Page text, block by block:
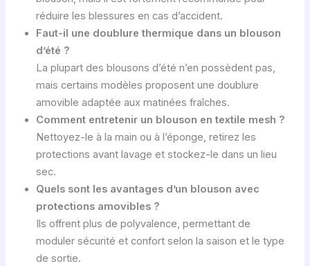
réduire les blessures en cas d’accident.
Faut-il une doublure thermique dans un blouson
d’été ?
La plupart des blousons d’été n’en possèdent pas,
mais certains modèles proposent une doublure
amovible adaptée aux matinées fraîches.
Comment entretenir un blouson en textile mesh ?
Nettoyez-le à la main ou à l’éponge, retirez les
protections avant lavage et stockez-le dans un lieu
sec.
Quels sont les avantages d’un blouson avec
protections amovibles ?
Ils offrent plus de polyvalence, permettant de
moduler sécurité et confort selon la saison et le type
de sortie.